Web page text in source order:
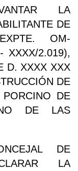
LA
DE
OM-
XXXX/2.019),
D. XXXX XXX
DE
DE
DE LAS
DE
LA